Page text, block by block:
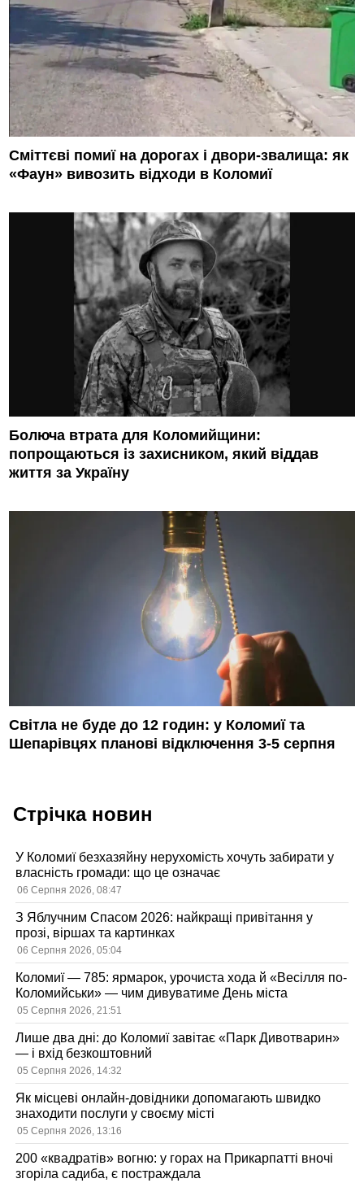
Сміттєві помиї на дорогах і двори-звалища: як
«Фаун» вивозить відходи в Коломиї
Болюча втрата для Коломийщини:
попрощаються із захисником, який віддав
життя за Україну
Світла не буде до 12 годин: у Коломиї та
Шепарівцях планові відключення 3-5 серпня
Стрічка новин
У Коломиї безхазяйну нерухомість хочуть забирати у
власність громади: що це означає
06 Серпня 2026, 08:47
З Яблучним Спасом 2026: найкращі привітання у
прозі, віршах та картинках
06 Серпня 2026, 05:04
Коломиї — 785: ярмарок, урочиста хода й «Весілля по-
Коломийськи» — чим дивуватиме День міста
05 Серпня 2026, 21:51
Лише два дні: до Коломиї завітає «Парк Дивотварин»
— і вхід безкоштовний
05 Серпня 2026, 14:32
Як місцеві онлайн-довідники допомагають швидко
знаходити послуги у своєму місті
05 Серпня 2026, 13:16
200 «квадратів» вогню: у горах на Прикарпатті вночі
згоріла садиба, є постраждала